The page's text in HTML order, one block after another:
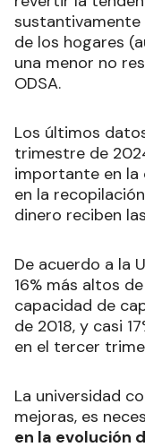
sustantivamente
de los hogares
una menor no
ODSA.
Los últimos
trimestre de
importante en la
en la
dinero reciben
De acuerdo a la
16% más altos
capacidad de
de 2018, y casi
en el tercer
La universidad
mejoras, es
en la evolución